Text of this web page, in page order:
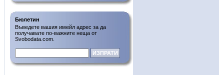
Бюлетин
Въведете вашия имейл адрес за да
получавате по-важните неща от
Svobodata.com.